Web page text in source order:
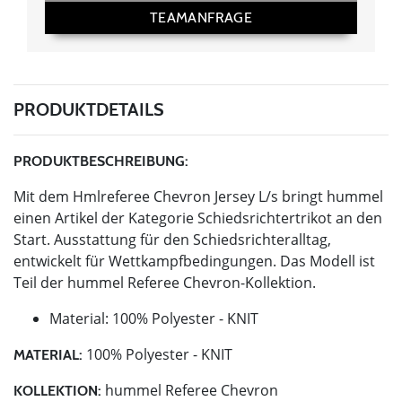
TEAMANFRAGE
PRODUKTDETAILS
PRODUKTBESCHREIBUNG:
Mit dem Hmlreferee Chevron Jersey L/s bringt hummel
einen Artikel der Kategorie Schiedsrichtertrikot an den
Start. Ausstattung für den Schiedsrichteralltag,
entwickelt für Wettkampfbedingungen. Das Modell ist
Teil der hummel Referee Chevron-Kollektion.
Material: 100% Polyester - KNIT
MATERIAL: 100% Polyester - KNIT
KOLLEKTION: hummel Referee Chevron